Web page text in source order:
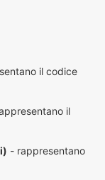
il codice
il
- rappresentano